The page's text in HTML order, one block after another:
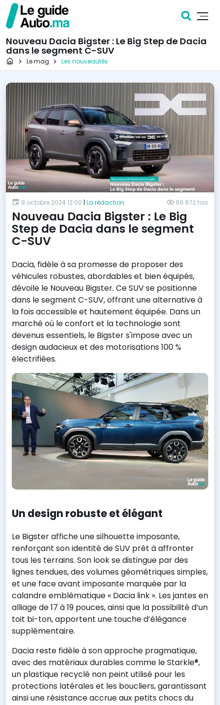
Nouveau Dacia Bigster : Le Big Step de Dacia
dans le segment C-SUV
Page d'accueil
Le mag Les nouveautés
9 octobre 2024 12:00 | La rédaction 66 672 fois
Nouveau Dacia Bigster : Le Big
Step de Dacia dans le segment
C-SUV
Dacia, fidèle à sa promesse de proposer des
véhicules robustes, abordables et bien équipés,
dévoile le Nouveau Bigster. Ce SUV se positionne
dans le segment C-SUV, offrant une alternative à
la fois accessible et hautement équipée. Dans un
marché où le confort et la technologie sont
devenus essentiels, le Bigster s'impose avec un
design audacieux et des motorisations 100 %
électrifiées.
Un design robuste et élégant
Le Bigster affiche une silhouette imposante,
renforçant son identité de SUV prêt à affronter
tous les terrains. Son look se distingue par des
lignes tendues, des volumes géométriques simples,
et une face avant imposante marquée par la
calandre emblématique « Dacia link ». Les jantes en
alliage de 17 à 19 pouces, ainsi que la possibilité d’un
toit bi-ton, apportent une touche d’élégance
supplémentaire.
Dacia reste fidèle à son approche pragmatique,
avec des matériaux durables comme le Starkle®,
un plastique recyclé non peint utilisé pour les
protections latérales et les boucliers, garantissant
ainsi une résistance accrue aux petits chocs du